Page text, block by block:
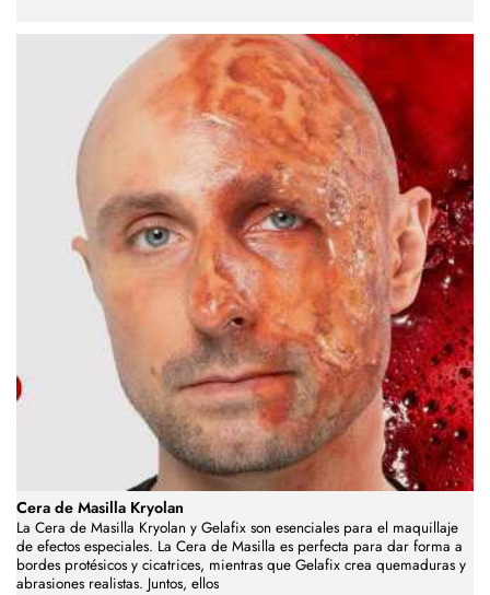
Cera de Masilla Kryolan
La Cera de Masilla Kryolan y Gelafix son esenciales para el maquillaje
de efectos especiales. La Cera de Masilla es perfecta para dar forma a
bordes protésicos y cicatrices, mientras que Gelafix crea quemaduras y
abrasiones realistas. Juntos, ellos